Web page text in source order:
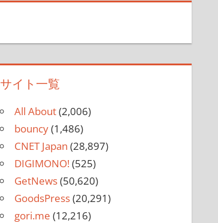
サイト一覧
All About(2,006)
bouncy(1,486)
CNET Japan (28,897)
DIGIMONO!(525)
GetNews(50,620)
GoodsPress(20,291)
gori.me (12,216)